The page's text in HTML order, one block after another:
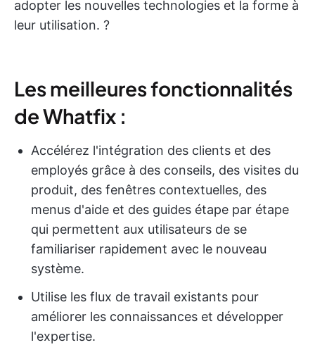
adopter les nouvelles technologies et la forme à
leur utilisation. ?
Les meilleures fonctionnalités
de Whatfix :
Accélérez l'intégration des clients et des
employés grâce à des conseils, des visites du
produit, des fenêtres contextuelles, des
menus d'aide et des guides étape par étape
qui permettent aux utilisateurs de se
familiariser rapidement avec le nouveau
système.
Utilise les flux de travail existants pour
améliorer les connaissances et développer
l'expertise.